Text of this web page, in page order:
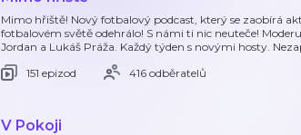
Mimo hřiště! Nový fotbalový podcast, který se zaobírá
fotbalovém světě odehrálo! S námi ti nic neuteče!
Jordan a Lukáš Práža. Každý týden s novými hosty.
151 epizod
416 odběratelů
V Pokoji